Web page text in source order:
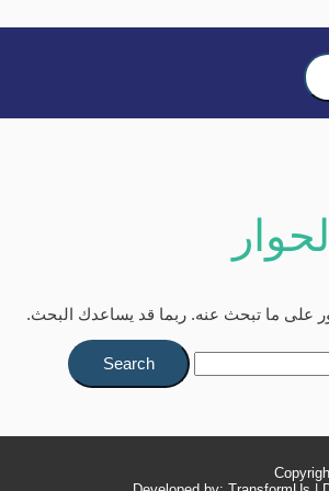
على ما تبحث عنه. ربما قد يساعدك البحث.